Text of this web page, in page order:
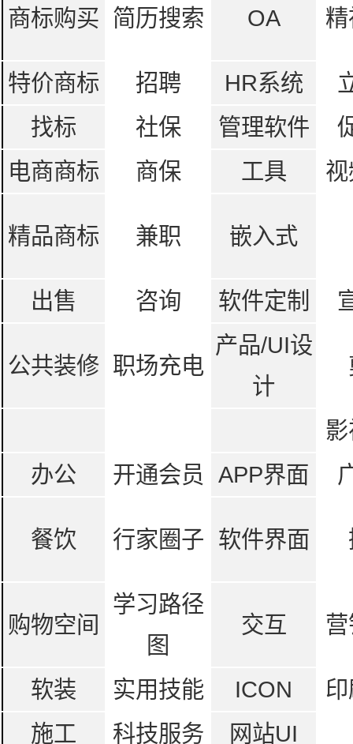
商标购买 简历搜索 OA
特价商标 招聘 HR系统
找标
社保 管理软件
电商商标
商保 工具
精品商标 兼职 嵌入式
出售 咨询 软件定制
公共装修 职场充电
产品/UI设
计
办公
开通会员 APP界面
餐饮 行家圈子 软件界面
购物空间
学习路径
图
交互
软装 实用技能 ICON
施工
科技服务 网站UI